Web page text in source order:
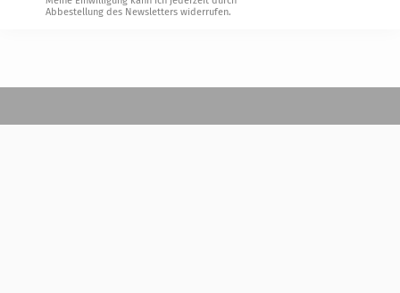
Abbestellung des Newsletters widerrufen.